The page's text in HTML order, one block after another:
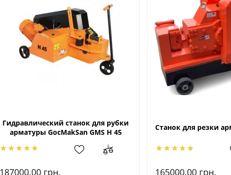
Гидравлический станок для рубки
арматуры GocMakSan GMS H 45
187000.00 грн.
Станок для резки
165000.00 грн.